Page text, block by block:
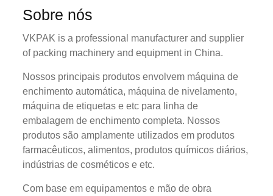
Sobre nós
VKPAK is a professional manufacturer and supplier
of packing machinery and equipment in China.
Nossos principais produtos envolvem máquina de
enchimento automática, máquina de nivelamento,
máquina de etiquetas e etc para linha de
embalagem de enchimento completa. Nossos
produtos são amplamente utilizados em produtos
farmacêuticos, alimentos, produtos químicos diários,
indústrias de cosméticos e etc.
Com base em equipamentos e mão de obra